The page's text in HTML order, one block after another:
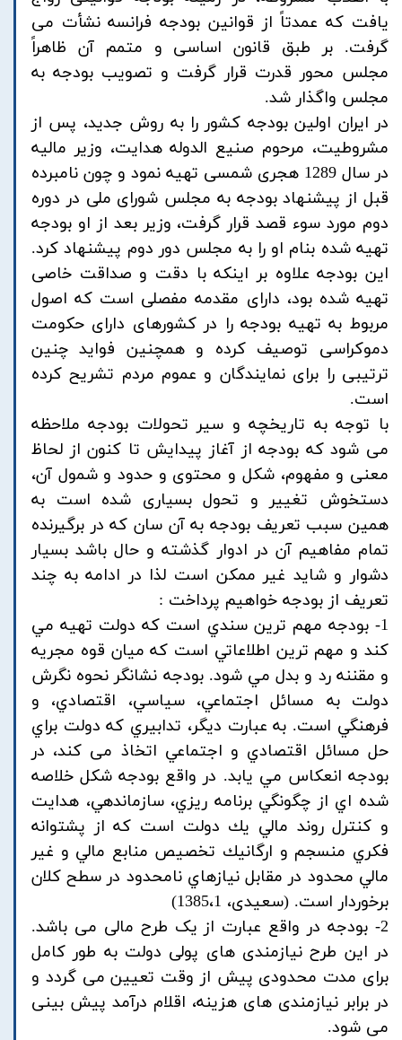
یافت که عمدتاً از قوانین بودجه فرانسه نشأت می
گرفت. بر طبق قانون اساسی و متمم آن ظاهراً
مجلس محور قدرت قرار گرفت و تصویب بودجه به
مجلس واگذار شد.
در ایران اولین بودجه کشور را به روش جدید، پس از
مشروطیت، مرحوم صنیع الدوله هدایت، وزیر مالیه
در سال 1289 هجری شمسی تهیه نمود و چون نامبرده
قبل از پیشنهاد بودجه به مجلس شورای ملی در دوره
دوم مورد سوء قصد قرار گرفت، وزیر بعد از او بودجه
تهیه شده بنام او را به مجلس دور دوم پیشنهاد کرد.
این بودجه علاوه بر اینکه با دقت و صداقت خاصی
تهیه شده بود، دارای مقدمه مفصلی است که اصول
مربوط به تهیه بودجه را در کشورهای دارای حکومت
دموکراسی توصیف کرده و همچنین فواید چنین
ترتیبی را برای نمایندگان و عموم مردم تشریح کرده
است.
با توجه به تاریخچه و سیر تحولات بودجه ملاحظه
می شود که بودجه از آغاز پیدایش تا کنون از لحاظ
معنی و مفهوم، شکل و محتوی و حدود و شمول آن،
دستخوش تغییر و تحول بسیاری شده است به
همین سبب تعریف بودجه به آن سان که در برگیرنده
تمام مفاهیم آن در ادوار گذشته و حال باشد بسیار
دشوار و شاید غیر ممکن است لذا در ادامه به چند
تعریف از بودجه خواهیم پرداخت :
1- بودجه مهم ترين سندي است كه دولت تهيه مي
كند و مهم ترين اطلاعاتي است كه ميان قوه مجريه
و مقننه رد و بدل مي شود. بودجه نشانگر نحوه نگرش
دولت به مسائل اجتماعي، سياسي، اقتصادي، و
فرهنگي است. به عبارت ديگر، تدابيري كه دولت براي
حل مسائل اقتصادي و اجتماعي اتخاذ می کند، در
بودجه انعكاس مي يابد. در واقع بودجه شكل خلاصه
شده اي از چگونگي برنامه ريزي، سازماندهي، هدايت
و كنترل روند مالي يك دولت است كه از پشتوانه
فكري منسجم و ارگانيك تخصيص منابع مالي و غير
مالي محدود در مقابل نيازهاي نامحدود در سطح كلان
برخوردار است. (سعیدی، 1385،1)
2- بودجه در واقع عبارت از یک طرح مالی می باشد.
در این طرح نیازمندی های پولی دولت به طور کامل
برای مدت محدودی پیش از وقت تعیین می گردد و
در برابر نیازمندی های هزینه، اقلام درآمد پیش بینی
می شود.